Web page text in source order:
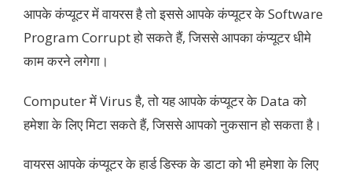
आपके कंप्यूटर में वायरस है तो इससे आपके कंप्यूटर के Software
Program Corrupt हो सकते हैं, जिससे आपका कंप्यूटर धीमे
काम करने लगेगा।
Computer में Virus है, तो यह आपके कंप्यूटर के Data को
हमेशा के लिए मिटा सकते हैं, जिससे आपको नुकसान हो सकता है।
वायरस आपके कंप्यूटर के हार्ड डिस्क के डाटा को भी हमेशा के लिए